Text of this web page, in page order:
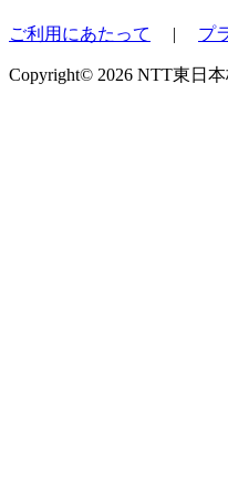
ご利用にあたって | プ
Copyright© 2026 NTT東日